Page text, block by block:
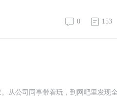
0 153
从公司同事带着玩，到网吧里发现